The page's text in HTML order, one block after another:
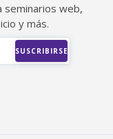
seminarios web,
y más.